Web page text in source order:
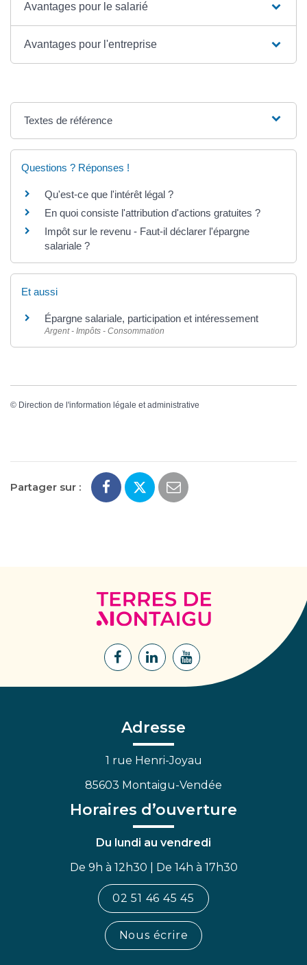
Avantages pour le salarié
Avantages pour l'entreprise
Textes de référence
Questions ? Réponses !
Qu'est-ce que l'intérêt légal ?
En quoi consiste l'attribution d'actions gratuites ?
Impôt sur le revenu - Faut-il déclarer l'épargne
salariale ?
Et aussi
Épargne salariale, participation et intéressement
Argent - Impôts - Consommation
© Direction de l'information légale et administrative
Partager sur :
Terres
de
Montaigu
Lien
Facebook
Lien
Lien
Adresse
1 rue Henri-Joyau
85603 Montaigu-Vendée
Horaires d’ouverture
Du lundi au vendredi
De 9h à 12h30 | De 14h à 17h30
02 51 46 45 45
Nous écrire